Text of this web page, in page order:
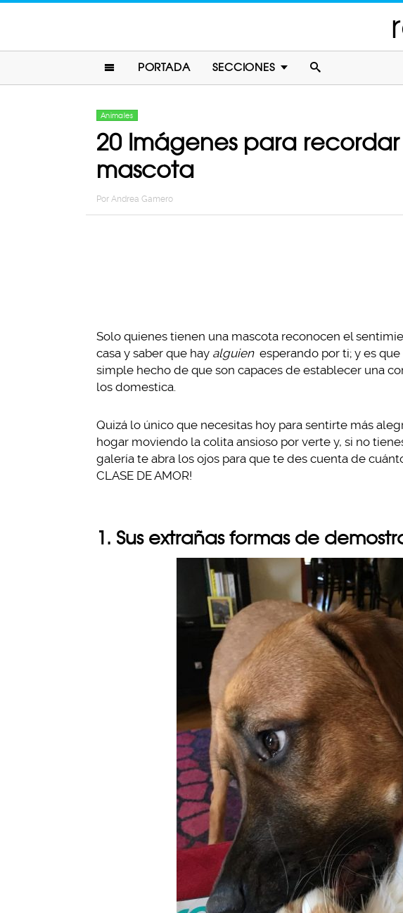
PORTADA SECCIONES
Animales
20 Imágenes para
mascota
Por Andrea Gamero
Solo quienes tienen una mascota reconocen el
casa y saber que hay alguien esperando por ti; y es
simple hecho de que son capaces de establecer una
los domestica.
Quizá lo único que necesitas hoy para sentirte más
hogar moviendo la colita ansioso por verte y, si no
galería te abra los ojos para que te des cuenta de cuánto
CLASE DE AMOR!
1. Sus extrañas formas de